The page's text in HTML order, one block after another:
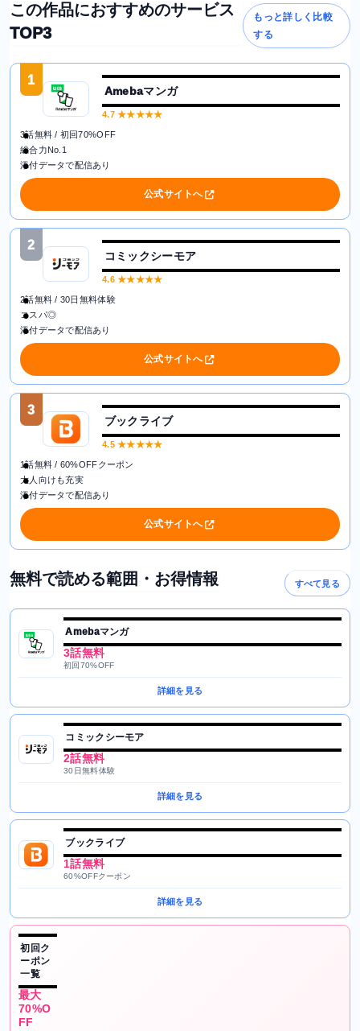
この作品におすすめのサービス
TOP3
もっと詳しく比較
する
1
Amebaマンガ
4.7★★★★★
3話無料 / 初回70%OFF
総合力No.1
添付データで配信あり
公式サイトへ
2
コミックシーモア
4.6★★★★★
2話無料 / 30日無料体験
コスパ◎
添付データで配信あり
公式サイトへ
3
ブックライブ
4.5★★★★★
1話無料 / 60%OFFクーポン
大人向けも充実
添付データで配信あり
公式サイトへ
無料で読める範囲・お得情報 すべて見る
Amebaマンガ
3話無料
初回70%OFF
詳細を見る
コミックシーモア
2話無料
30日無料体験
詳細を見る
ブックライブ
1話無料
60%OFFクーポン
詳細を見る
初回ク
ーポン
一覧
最大
70%O
FF